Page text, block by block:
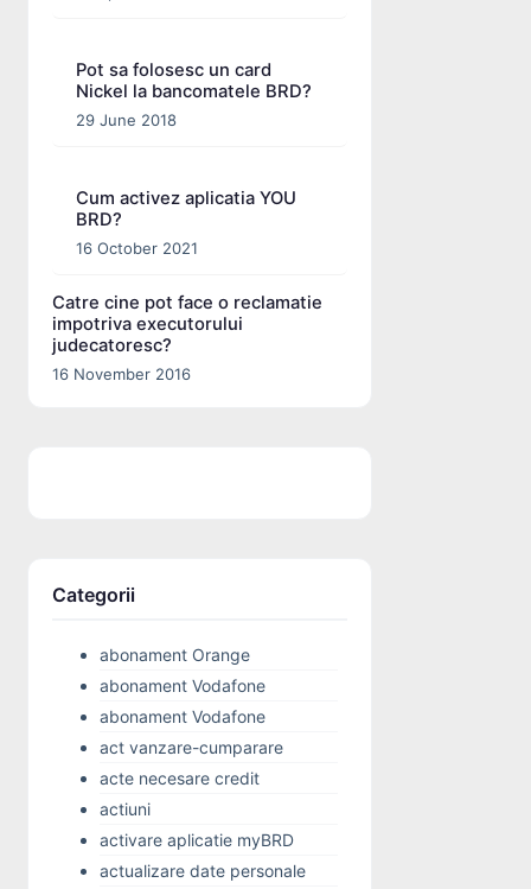
Pot sa folosesc un card
Nickel la bancomatele BRD?
29 June 2018
Cum activez aplicatia YOU
BRD?
16 October 2021
Catre cine pot face o reclamatie
impotriva executorului
judecatoresc?
16 November 2016
Categorii
abonament Orange
abonament Vodafone
abonament Vodafone
act vanzare-cumparare
acte necesare credit
actiuni
activare aplicatie myBRD
actualizare date personale